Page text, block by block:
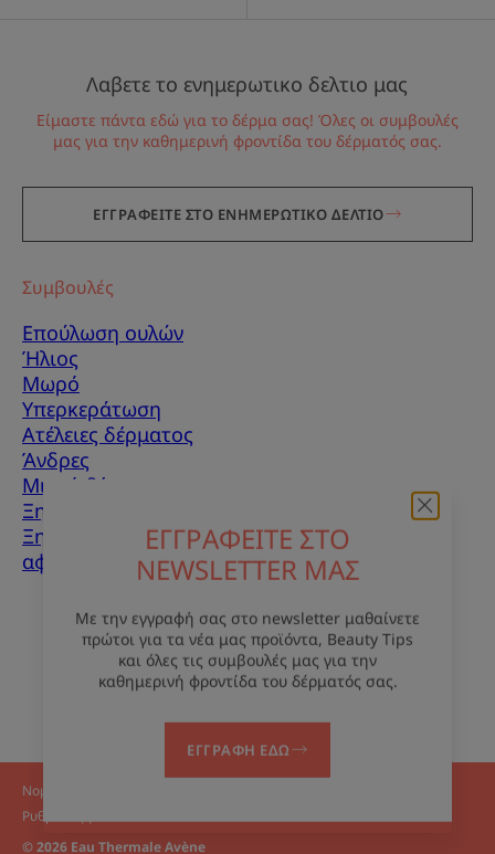
ΕΓΓΡΑΦΕΙΤΕ ΣΤΟ
NEWSLETTER ΜΑΣ
Με την εγγραφή σας στο newsletter μαθαίνετε
πρώτοι για τα νέα μας προϊόντα, Beauty Tips
και όλες τις συμβουλές μας για την
καθημερινή φροντίδα του δέρματός σας.
ΕΓΓΡΑΦΗ ΕΔΩ
Λαβετε το ενημερωτικο δελτιο μας
Είμαστε πάντα εδώ για το δέρμα σας! Όλες οι συμβουλές
μας για την καθημερινή φροντίδα του δέρματός σας.
ΕΓΓΡΑΦΕΙΤΕ ΣΤΟ ΕΝΗΜΕΡΩΤΙΚΟ ΔΕΛΤΙΟ
Συμβουλές
Επούλωση ουλών
Ήλιος
Μωρό
Υπερκεράτωση
Ατέλειες δέρματος
Άνδρες
Μικτό δέρμα
Ξηρό δέρμα
Ξηρότητα και
αφυδάτωση
Σχετικά με εμάς
ΕπικοινωνίαΣυχνές ερωτήσεις
Νομικές ανακοινώσεις
Ρυθμίσεις για τα cookies
© 2026 Eau Thermale Avène